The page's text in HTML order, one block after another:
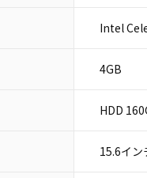
Intel
4GB
HDD
15.6イン